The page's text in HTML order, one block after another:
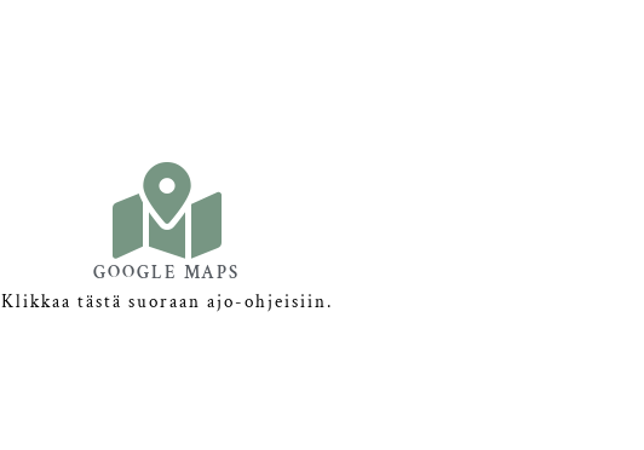
GOOGLE MAPS
Klikkaa tästä suoraan ajo-ohjeisiin.